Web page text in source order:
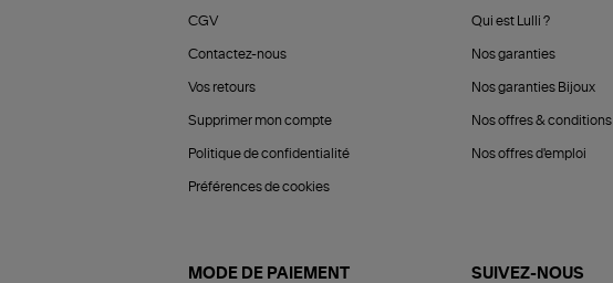
CGV
Contactez-nous
Vos retours
Supprimer mon compte
Politique de confidentialité
Préférences de cookies
Qui est Lulli ?
Nos garanties
Nos garanties Bijoux
Nos offres & conditions
Nos offres d'emploi
MODE DE PAIEMENT SUIVEZ-NOUS